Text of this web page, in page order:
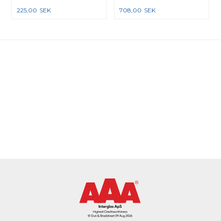
225,00 SEK 708,00 SEK